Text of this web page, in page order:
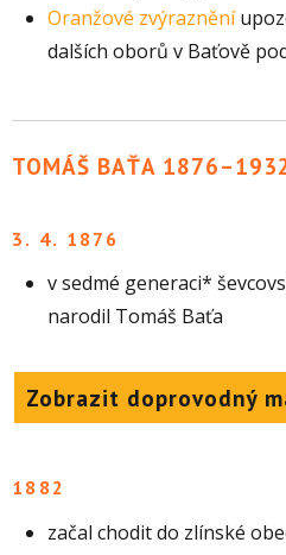
Oranžové zvýraznění
dalších oborů v Baťově
TOMÁŠ BAŤA
3. 4. 1876
v sedmé generaci*
narodil Tomáš Baťa
Zobrazit doprovodný
1882
začal chodit do zlínské